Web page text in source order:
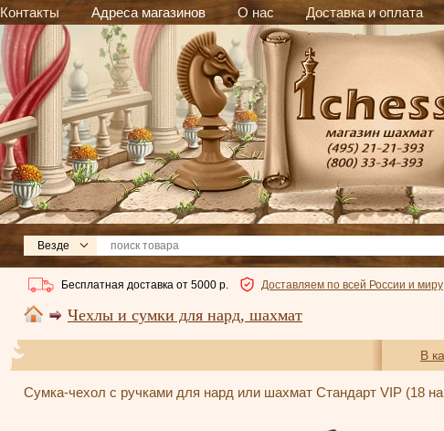
Контакты Адреса магазинов О нас Доставка и оплата
Везде
Бесплатная доставка от 5000 р. Доставляем по всей России и миру
Чехлы и сумки для нард, шахмат
В
Сумка-чехол с ручками для нард или шахмат Стандарт VIP (18